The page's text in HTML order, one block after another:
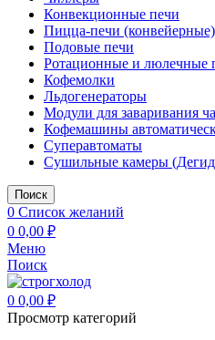
Конвекционные печи
Пицца-печи (конвейерные)
Подовые печи
Ротационные и люлечные
Кофемолки
Льдогенераторы
Модули для заваривания
Кофемашины
Суперавтоматы
Сушильные камеры
Поиск
0 Список желаний
0 0,00 ₽
Меню
Поиск
0 0,00 ₽
Просмотр категорий